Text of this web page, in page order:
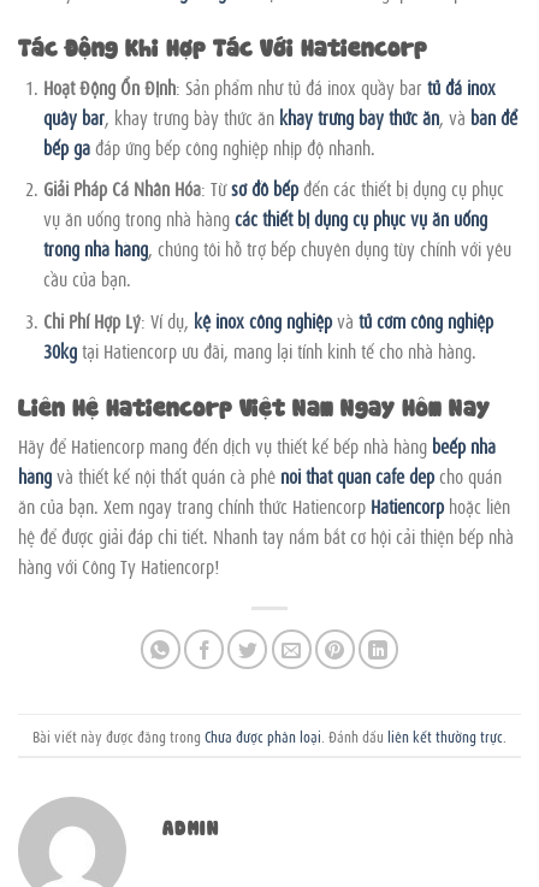
Tác Động Khi Hợp Tác Với Hatiencorp
Hoạt Động Ổn Định: Sản phẩm như tủ đá inox quầy bar tủ đá inox
quầy bar, khay trưng bày thức ăn khay trưng bày thức ăn, và bàn để
bếp gađáp ứng bếp công nghiệp nhịp độ nhanh.
Giải Pháp Cá Nhân Hóa: Từsơ đồ bếpđến các thiết bị dụng cụ phục
vụ ăn uống trong nhà hàngcác thiết bị dụng cụ phục vụ ăn uống
trong nhà hàng, chúng tôi hỗ trợ bếp chuyên dụng tùy chỉnh với yêu
cầu của bạn.
Chi Phí Hợp Lý: Ví dụ, kệ inox công nghiệpvà tủ cơm công nghiệp
30kgtại Hatiencorp ưu đãi, mang lại tính kinh tế cho nhà hàng.
Liên Hệ Hatiencorp Việt Nam Ngay Hôm Nay
Hãy để Hatiencorp mang đến dịch vụ thiết kế bếp nhà hàng beếp nhà
hàngvà thiết kế nội thất quán cà phê noi that quan cafe depcho quán
ăn của bạn. Xem ngay trang chính thức Hatiencorp Hatiencorphoặc liên
hệ để được giải đáp chi tiết. Nhanh tay nắm bắt cơ hội cải thiện bếp nhà
hàng với Công Ty Hatiencorp!
Bài viết này được đăng trong Chưa được phân loại . Đánh dấu liên kết thường trực
ADMIN